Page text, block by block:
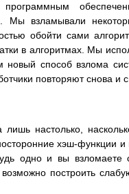
взламывали
обойти сами
в алгоритмах. Мы
новый способ взлома
повторяют снова и
настолько,
хэш-функции и
одно и вы взломаете
построить